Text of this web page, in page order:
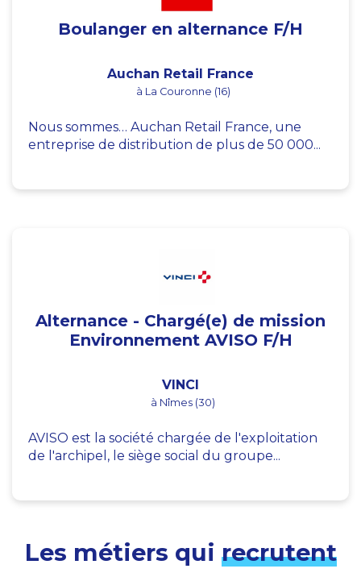
Boulanger en alternance F/H
Auchan Retail France
à La Couronne (16)
Nous sommes… Auchan Retail France, une
entreprise de distribution de plus de 50 000...
Alternance - Chargé(e) de mission
Environnement AVISO F/H
VINCI
à Nîmes (30)
AVISO est la société chargée de l'exploitation
de l'archipel, le siège social du groupe...
Les métiers qui recrutent